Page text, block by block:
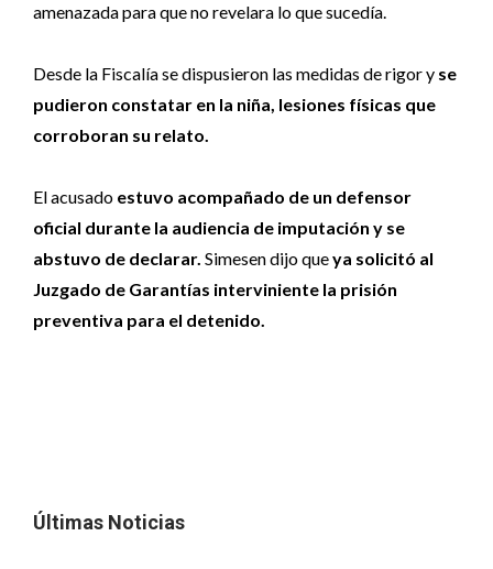
amenazada para que no revelara lo que sucedía.
Desde la Fiscalía se dispusieron las medidas de rigor y se
pudieron constatar en la niña, lesiones físicas que
corroboran su relato.
El acusado estuvo acompañado de un defensor
oficial durante la audiencia de imputación y se
abstuvo de declarar. Simesen dijo queya solicitó al
Juzgado de Garantías interviniente la prisión
preventiva para el detenido.
Últimas Noticias